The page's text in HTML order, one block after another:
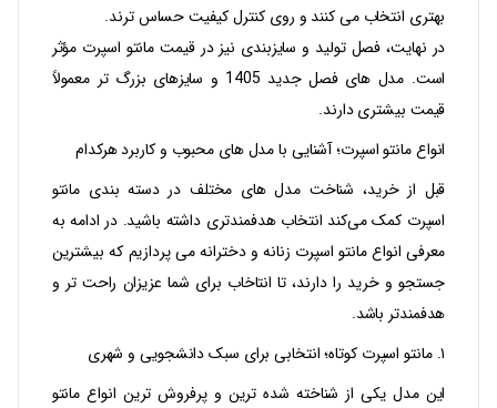
بهتری انتخاب می کنند و روی کنترل کیفیت حساس‌ ترند.
در نهایت، فصل تولید و سایزبندی نیز در قیمت مانتو اسپرت مؤثر
است. مدل‌ های فصل جدید 1405 و سایزهای بزرگ‌ تر معمولاً
قیمت بیشتری دارند.
انواع مانتو اسپرت؛ آشنایی با مدل‌ های محبوب و کاربرد هرکدام
قبل از خرید، شناخت مدل‌ های مختلف در دسته‌ بندی مانتو
اسپرت کمک می‌کند انتخاب هدفمندتری داشته باشید. در ادامه به
معرفی انواع مانتو اسپرت زنانه و دخترانه می‌ پردازیم که بیشترین
جستجو و خرید را دارند، تا انتاخاب برای شما عزیزان راحت تر و
هدفمندتر باشد.
۱. مانتو اسپرت کوتاه؛ انتخابی برای سبک دانشجویی و شهری
این مدل یکی از شناخته‌ شده‌ ترین و پرفروش‌ ترین انواع مانتو